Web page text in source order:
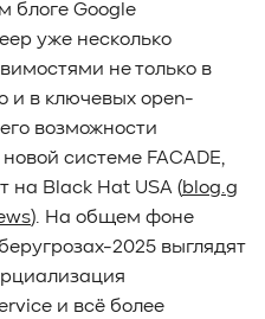
#Векторные базы данных
AI
#Hammerspace
#PLP
блоге Google
уже несколько
не только в
и в ключевых open-
возможности
системе FACADE,
на Black Hat USA (blog.g
). На общем фоне
2025 выглядят
и всё более